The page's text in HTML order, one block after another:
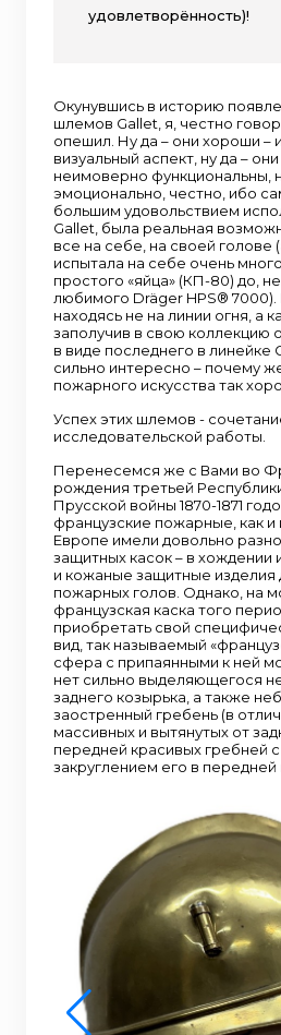
удовлетворённость)!
Окунувшись в историю
шлемов Gallet, я, честно
опешил. Ну да – они хороши –
визуальный аспект, ну да –
неимоверно функциональны,
эмоционально, честно, ибо
большим удовольствием
Gallet, была реальная
все на себе, на своей голове
испытала на себе очень
простого «яйца» (КП-80) до,
любимого Dräger HPS® 7000).
находясь не на линии огня, а
заполучив в свою коллекцию
в виде последнего в линейке
сильно интересно – почему
пожарного искусства так
Успех этих шлемов -
исследовательской работы.
Перенесемся же с Вами во
рождения третьей
Прусской войны 1870-1871
французские пожарные, как и
Европе имели довольно
защитных касок – в хождении
и кожаные защитные изделия
пожарных голов. Однако, на
французская каска того
приобретать свой
вид, так называемый
сфера с припаянными к ней
нет сильно выделяющегося
заднего козырька, а также
заостренный гребень (в
массивных и вытянутых от
передней красивых гребней
закруглением его в передней